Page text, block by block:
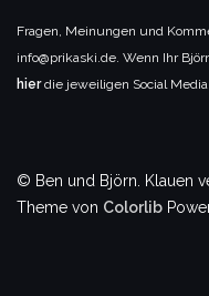
Fragen, Meinungen und
info@prikaski.de. Wenn Ihr
hierdie jeweiligen Social
© Ben und Björn. Klauen
Theme von Colorlib